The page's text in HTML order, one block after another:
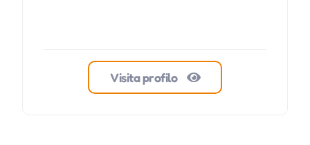
Visita profilo